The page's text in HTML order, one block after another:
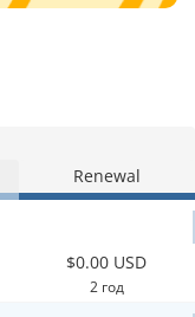
Renewal
$0.00 USD
2 год